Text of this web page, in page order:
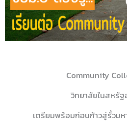
Community
วิทยาลัยในสหรัฐ
เตรียมพร้อมก่อนก้าวสู่รั้วม